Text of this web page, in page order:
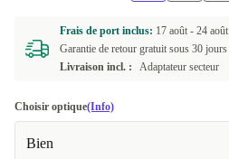
Frais de port inclus: 17 août - 24 août
Garantie de retour gratuit sous 30 jours
Livraison incl. :
Adaptateur secteur
Choisir optique(Info)
Bien